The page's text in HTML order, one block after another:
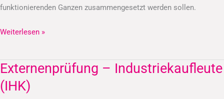
funktionierenden Ganzen zusammengesetzt werden sollen.
Weiterlesen »
Externenprüfung – Industriekaufleute
(IHK)
Externenprüfung
–
Industriekaufleute